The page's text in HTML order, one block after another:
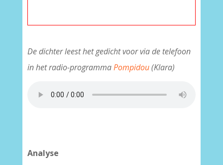
De dichter leest het gedicht voor via de telefoon
in het radio-programmaPompidou(Klara)
Analyse